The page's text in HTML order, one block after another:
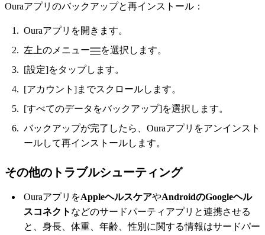
Ouraアプリのバックアップと再インストール：
Ouraアプリを開きます。
左上のメニュー
を選択します。
[設定]をタップします。
[アカウント]までスクロールします。
[すべてのデータをバックアップ]を選択します。
バックアップが完了したら、Ouraアプリをアンインスト
ールして再インストールします。
その他のトラブルシューティング
OuraアプリをAppleヘルスケアやAndroidのGoogleヘル
スコネクト などのサードパーティアプリと連携させる
と、身長、体重、年齢、性別に関する情報はサードパー